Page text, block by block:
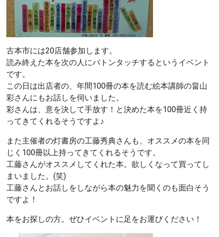
古本市には20店舗参加します。
読み終えた本を次の人にバトンタッチするというイベント
です。
この日は出店者の、年間100冊の本を読む絵本講師の畠山
彩さんにもお話しを伺いました。
彩さんは、意を決して手放す！と決めた本を100冊近く持
ってきてくれるそうですよ♪
また主催者の灯書房の工藤秀典さんも、オススメの本を同
じく100冊以上持ってきてくれるそうです。
工藤さんがオススメしてくれた本。欲しくなって買ってし
まいました。(笑)
工藤さんとお話しをしながら本の魅力を聞くのも面白そう
ですよ！
本をお探しの方。ぜひイベントに足をお運びください！